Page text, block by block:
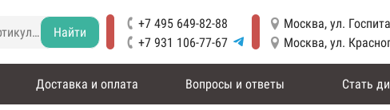
Найти
+7 495 649-82-88
+7 931 106-77-67
Москва, ул.
Москва, ул.
Доставка и оплата Вопросы и ответы Стать